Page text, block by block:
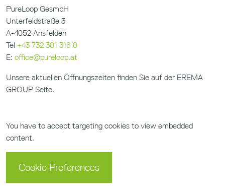
PureLoop GesmbH
Unterfeldstraße 3
A-4052 Ansfelden
Tel +43 732 301 316 0
E: office@pureloop.at
Unsere aktuellen Öffnungszeiten finden Sie auf der EREMA
GROUP Seite.
You have to accept targeting cookies to view embedded
content.
Cookie Preferences